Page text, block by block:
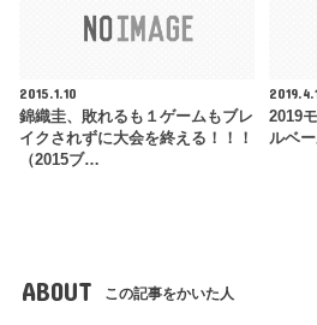
2015.1.10
錦織圭、敗れるも１ゲームもブレ
イクされずに大会を終える！！！
（2015ブ…
2019
ルベ
ABOUT この記事をかいた人